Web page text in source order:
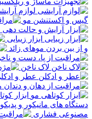
لوازم
گیس و اکستنشن مو
ابزار زیبایی
و از بین بردن موهای زائد
لاک ناخن
عطر و
ابزار
دستگاه های مانیکور و
مصنوعی فشاری